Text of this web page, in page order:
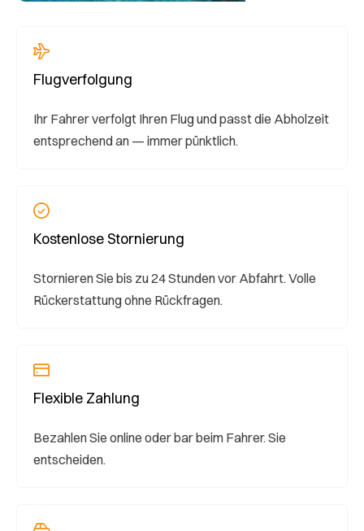
Flugverfolgung
Ihr Fahrer verfolgt Ihren Flug und passt die Abholzeit
entsprechend an — immer pünktlich.
Kostenlose Stornierung
Stornieren Sie bis zu 24 Stunden vor Abfahrt. Volle
Rückerstattung ohne Rückfragen.
Flexible Zahlung
Bezahlen Sie online oder bar beim Fahrer. Sie
entscheiden.